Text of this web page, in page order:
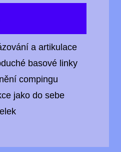
a artikulace
basové linky
compingu
jako do sebe